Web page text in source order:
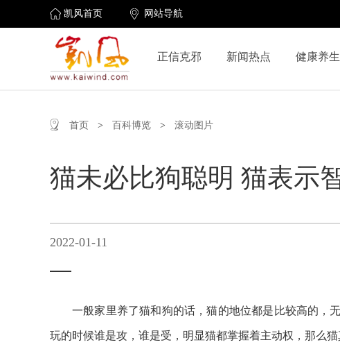
凯风首页 网站导航
正信克邪 新闻热点 健康养生
首页 > 百科博览 > 滚动图片
猫未必比狗聪明 猫表示
2022-01-11
一般家里养了猫和狗的话，猫的地位都是比较高的，
玩的时候谁是攻，谁是受，明显猫都掌握着主动权，那么